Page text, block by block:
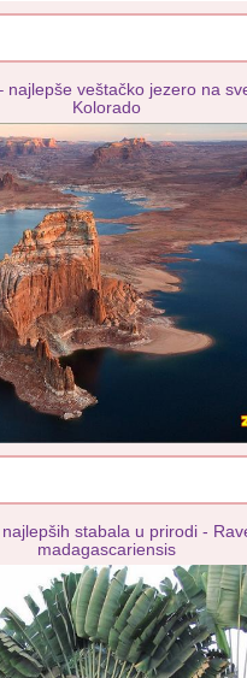
najlepše veštačko jezero na
Kolorado
stabala u prirodi -
madagascariensis